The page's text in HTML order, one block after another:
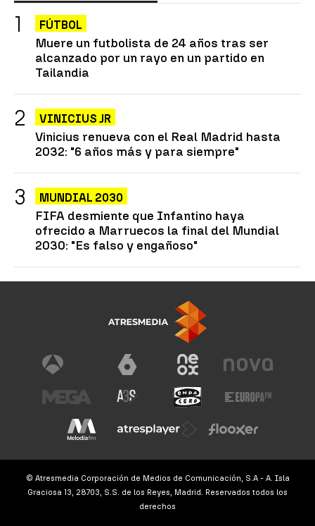
FÚTBOL
Muere un futbolista de 24 años tras ser
alcanzado por un rayo en un partido en
Tailandia
VINICIUS JR
Vinicius renueva con el Real Madrid hasta
2032: "6 años más y para siempre"
MUNDIAL 2030
FIFA desmiente que Infantino haya
ofrecido a Marruecos la final del Mundial
2030: "Es falso y engañoso"
© Atresmedia Corporación de Medios de Comunicación, S.A - A. Isla
Graciosa 13, 28703, S.S. de los Reyes, Madrid. Reservados todos los
derechos